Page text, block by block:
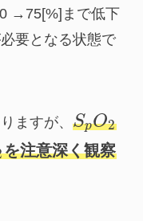
→75[%]まで低下
要となる状態で
ますが、 SpO2
を注意深く観察